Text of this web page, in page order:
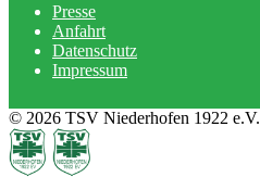
Presse
Anfahrt
Datenschutz
Impressum
© 2026 TSV Niederhofen 1922 e.V.